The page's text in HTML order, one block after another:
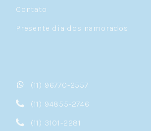
Contato
Presente dia dos namorados
(11) 96770-2557
(11) 94855-2746
(11) 3101-2281